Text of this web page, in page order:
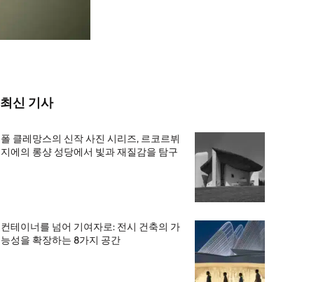
최신 기사
폴 클레망스의 신작 사진 시리즈, 르코르뷔
지에의 롱샹 성당에서 빛과 재질감을 탐구
컨테이너를 넘어 기여자로: 전시 건축의 가
능성을 확장하는 8가지 공간